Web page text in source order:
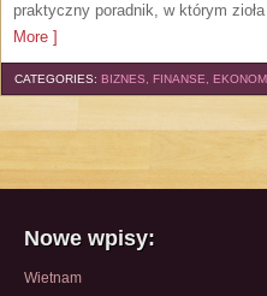
praktyczny poradnik, w którym
More ]
CATEGORIES: BIZNES, FINANSE,
Nowe wpisy:
Wietnam